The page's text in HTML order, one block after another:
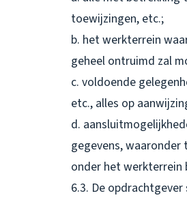
toewijzingen, etc.;
b. het werkterrein
geheel ontruimd zal
c. voldoende
etc., alles op
d.
gegevens,
onder het werkterrein
6.3. De